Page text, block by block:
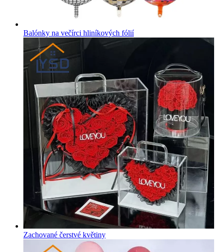
Balónky na večírci hliníkových fólií
Zachované čerstvé květiny